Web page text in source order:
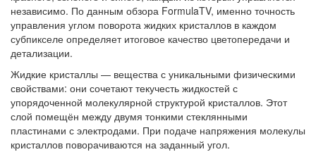
независимо. По данным обзора FormulaTV, именно точность
управления углом поворота жидких кристаллов в каждом
субпикселе определяет итоговое качество цветопередачи и
детализации.
Жидкие кристаллы — вещества с уникальными физическими
свойствами: они сочетают текучесть жидкостей с
упорядоченной молекулярной структурой кристаллов. Этот
слой помещён между двумя тонкими стеклянными
пластинами с электродами. При подаче напряжения молекулы
кристаллов поворачиваются на заданный угол.